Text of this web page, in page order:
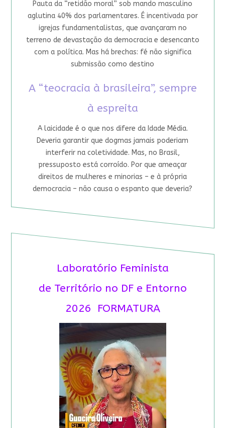
Pauta da “retidão moral” sob mando masculino
aglutina 40% dos parlamentares. É incentivada por
igrejas fundamentalistas, que avançaram no
terreno de devastação da democracia e desencanto
com a política. Mas há brechas: fé não significa
submissão como destino
A “teocracia à brasileira”, sempre
à espreita
A laicidade é o que nos difere da Idade Média.
Deveria garantir que dogmas jamais poderiam
interferir na coletividade. Mas, no Brasil,
pressuposto está corroído. Por que ameaçar
direitos de mulheres e minorias – e à própria
democracia – não causa o espanto que deveria?
Laboratório Feminista
de Território no DF e Entorno
2026 FORMATURA